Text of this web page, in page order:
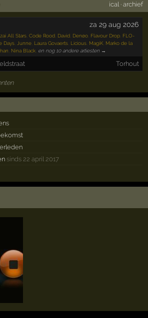
ical· archief
za 29 aug 2026
All Stars ,Code Rood David Denøo Flavour Drop FLO-
Days Junne Laura Govaerts Licious MagiK Marko de la
Nina Black en nog 10 andere artiesten →
Torhout
sinds 22 april 2017